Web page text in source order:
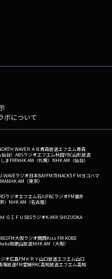
ボについて
WAVEＲＡＢ青森放送エフエム青森
台） ABSラジオエフエム秋田YBC山形放送
まFMNHK AM（札幌） NHK AM（仙台）
J-WAVEラジオ日本BAYFM78NACK5 ＦＭヨコハマ
NHK AM（東京）
ラジオエフエム石川FBCラジオFM福井
） NHK AM（名古屋）
Ｍ ＧＩＦＵ SBSラジオK-MIX SHIZUOKA
FM大阪ラジオ関西Kiss FM KOBE
wbs和歌山放送NHK AM（大阪）
ジオ広島FM ＫＲＹ山口放送エフエム山口
海放送FM愛媛RKC高知放送エフエム高知